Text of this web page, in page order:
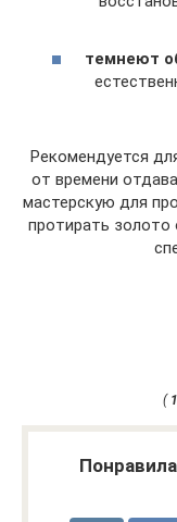
темнеют
Рекомендуется
от времени
мастерскую для
протирать
( 1